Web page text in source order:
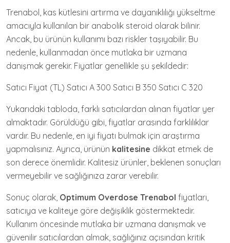
Trenabol, kas kütlesini artırma ve dayanıklılığı yükseltme
amacıyla kullanılan bir anabolik steroid olarak bilinir.
Ancak, bu ürünün kullanımı bazı riskler taşıyabilir. Bu
nedenle, kullanmadan önce mutlaka bir uzmana
danışmak gerekir. Fiyatlar genellikle şu şekildedir:
Satıcı Fiyat (TL) Satıcı A 300 Satıcı B 350 Satıcı C 320
Yukarıdaki tabloda, farklı satıcılardan alınan fiyatlar yer
almaktadır. Görüldüğü gibi, fiyatlar arasında farklılıklar
vardır. Bu nedenle, en iyi fiyatı bulmak için araştırma
yapmalısınız. Ayrıca, ürünün kalitesine dikkat etmek de
son derece önemlidir. Kalitesiz ürünler, beklenen sonuçları
vermeyebilir ve sağlığınıza zarar verebilir.
Sonuç olarak, Optimum Overdose Trenabol fiyatları,
satıcıya ve kaliteye göre değişiklik göstermektedir.
Kullanım öncesinde mutlaka bir uzmana danışmak ve
güvenilir satıcılardan almak, sağlığınız açısından kritik